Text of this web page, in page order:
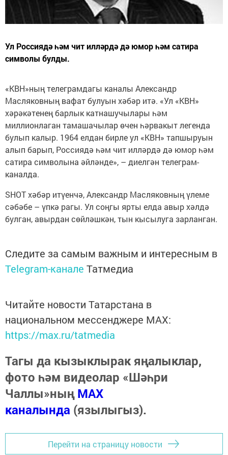
Ул Россиядә һәм чит илләрдә дә юмор һәм сатира
символы булды.
«КВН»ның телеграмдагы каналы Александр
Масляковның вафат булуын хәбәр итә. «Ул «КВН»
хәрәкәтенең барлык катнашучылары һәм
миллионлаган тамашачылар өчен һәрвакыт легенда
булып калыр. 1964 елдан бирле ул «КВН» тапшыруын
алып барып, Россиядә һәм чит илләрдә дә юмор һәм
сатира символына әйләнде», – диелгән телеграм-
каналда.
SHOT хәбәр итүенчә, Александр Масляковның үлеме
сәбәбе – үпкә рагы. Ул соңгы ярты елда авыр хәлдә
булган, авырдан сөйләшкән, тын кысылуга зарланган.
Следите за самым важным и интересным в
Telegram-канале Татмедиа
Читайте новости Татарстана в
национальном мессенджере MАХ:
https://max.ru/tatmedia
Тагы да кызыклырак яңалыклар,
фото һәм видеолар «Шәһри
Чаллы»ныңMAX
каналында (язылыгыз).
Перейти на страницу новости